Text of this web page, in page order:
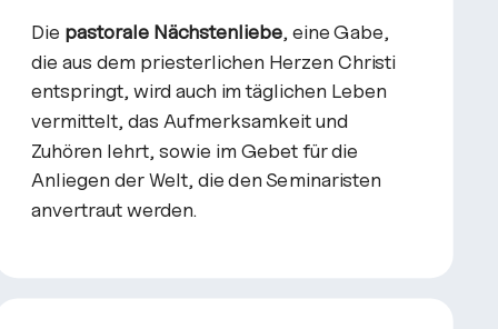
Die pastorale Nächstenliebe, eine Gabe,
die aus dem priesterlichen Herzen Christi
entspringt, wird auch im täglichen Leben
vermittelt, das Aufmerksamkeit und
Zuhören lehrt, sowie im Gebet für die
Anliegen der Welt, die den Seminaristen
anvertraut werden.